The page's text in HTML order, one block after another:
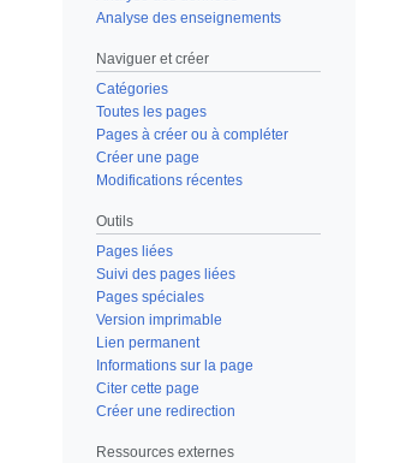
Analyse des enseignements
Naviguer et créer
Catégories
Toutes les pages
Pages à créer ou à compléter
Créer une page
Modifications récentes
Outils
Pages liées
Suivi des pages liées
Pages spéciales
Version imprimable
Lien permanent
Informations sur la page
Citer cette page
Créer une redirection
Ressources externes